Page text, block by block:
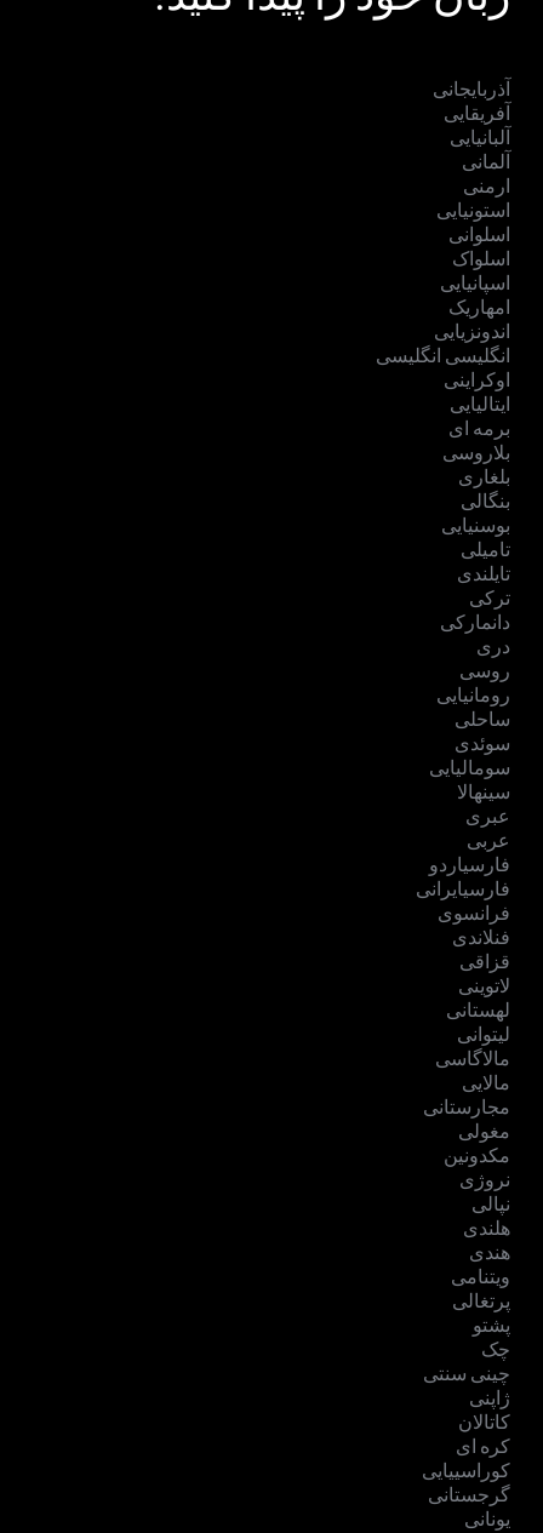
آذربایجانی
آفریقایی
آلبانیایی
آلمانی
ارمنی
استونیایی
اسلوانی
اسلواک
اسپانیایی
امهاریک
اندونزیایی
انگلیسی انگلیسی
اوکراینی
ایتالیایی
برمه ای
بلاروسی
بلغاری
بنگالی
بوسنیایی
تامیلی
تایلندی
ترکی
دانمارکی
دری
روسی
رومانیایی
ساحلی
سوئدی
سومالیایی
سینهالا
عبری
عربی
فارسیاردو
فارسیایرانی
فرانسوی
فنلاندی
قزاقی
لاتوینی
لهستانی
لیتوانی
مالاگاسی
مالایی
مجارستانی
مغولی
مکدونین
نروژی
نپالی
هلندی
هندی
ویتنامی
پرتغالی
پشتو
چک
چینی سنتی
ژاپنی
کاتالان
کره ای
کوراسییایی
گرجستانی
یونانی